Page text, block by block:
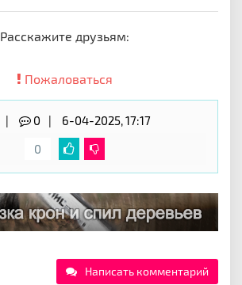
Расскажите друзьям:
Пожаловаться
0
6-04-2025, 17:17
0
Написать комментарий